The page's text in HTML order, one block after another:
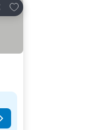
Añadir a favoritos